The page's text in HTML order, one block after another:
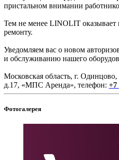
пристальном внимании
Тем не менее LINOLIT оказывает
ремонту.
Уведомляем вас о новом
и обслуживанию нашего
Московская область, г.
д.17, «МПС Аренда», телефон: +7
Фотогалерея